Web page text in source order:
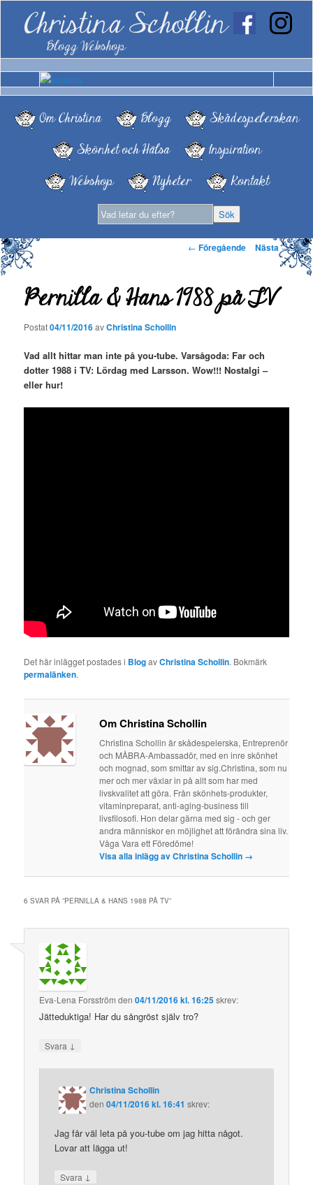
Christina Schollin
Blogg Webshop
Om Christina Blogg
Skådespelerskan
Skönhet och Hälsa
Inspiration
Webshop
Nyheter Kontakt
Inläggsnavigering
← Föregående Nästa→
Pernilla & Hans 1988 på TV
Postat04/11/2016avChristina Schollin
Vad allt hittar man inte på you-tube. Varsågoda: Far och
dotter 1988 i TV: Lördag med Larsson. Wow!!! Nostalgi –
eller hur!
Det här inlägget postades i BlogavChristina Schollin. Bokmärk
permalänken.
Om Christina Schollin
Christina Schollin är skådespelerska, Entreprenör
och MÅBRA-Ambassadör, med en inre skönhet
och mognad, som smittar av sig.Christina, som nu
mer och mer växlar in på allt som har med
livskvalitet att göra. Från skönhets-produkter,
vitaminpreparat, anti-aging-business till
livsfilosofi. Hon delar gärna med sig - och ger
andra människor en möjlighet att förändra sina liv.
Våga Vara ett Föredöme!
Visa alla inlägg av Christina Schollin →
6 SVAR PÅ ”PERNILLA & HANS 1988 PÅ TV”
Eva-Lena Forsström den04/11/2016 kl. 16:25skrev:
Jätteduktiga! Har du sångröst själv tro?
Svara ↓
Christina Schollin
den04/11/2016 kl. 16:41 skrev:
Jag får väl leta på you-tube om jag hitta något.
Lovar att lägga ut!
Svara ↓